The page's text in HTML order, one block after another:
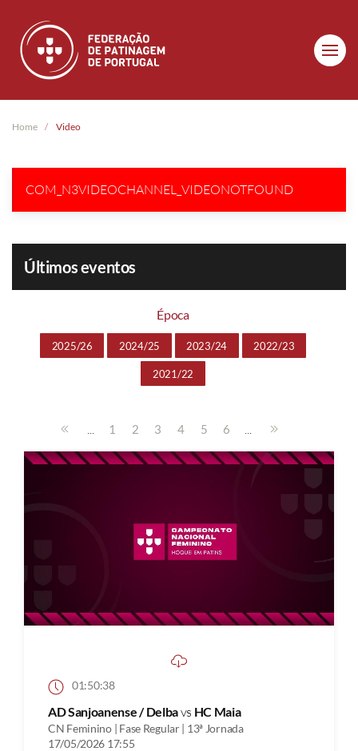
Skip to main content
Home Video
COM_N3VIDEOCHANNEL_VIDEONOTFOUND
Últimos eventos
Época
2025/26 2024/25 2023/24 2022/23
2021/22
... 1 2 3 4 5 6 ...
01:50:38
AD Sanjoanense / Delbavs HC Maia
CN Feminino | Fase Regular | 13ª Jornada
17/05/2026 17:55